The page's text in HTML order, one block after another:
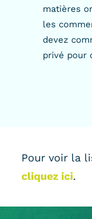
matières
les
devez
privé pour
Pour voir la
cliquez ici.